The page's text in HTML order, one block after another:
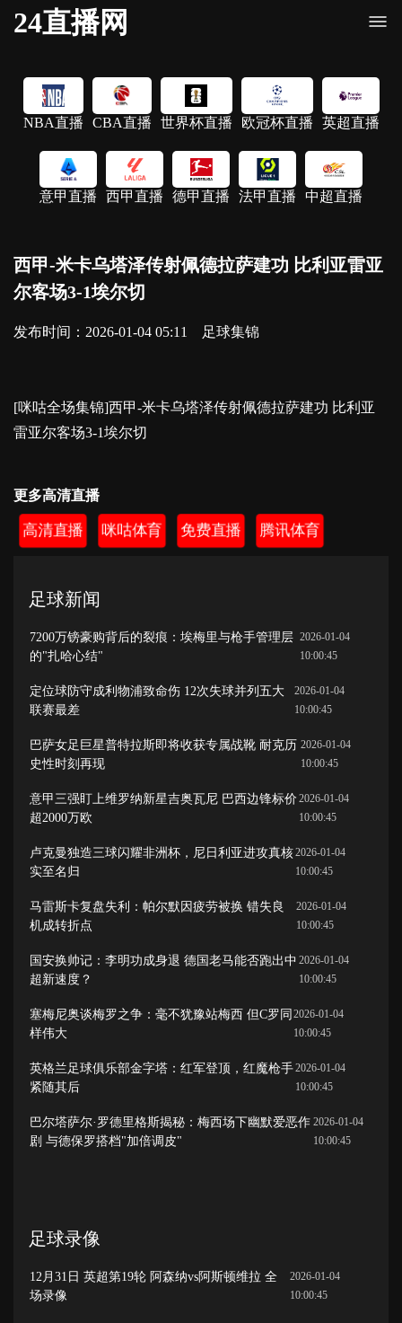
24直播网
NBA直播 CBA直播 世界杯直播 欧冠杯直播 英超直播
意甲直播 西甲直播 德甲直播 法甲直播 中超直播
西甲-米卡乌塔泽传射佩德拉萨建功 比利亚雷亚
尔客场3-1埃尔切
发布时间：2026-01-04 05:11 足球集锦
[咪咕全场集锦]西甲-米卡乌塔泽传射佩德拉萨建功 比利亚
雷亚尔客场3-1埃尔切
更多高清直播
高清直播 咪咕体育 免费直播 腾讯体育
足球新闻
7200万镑豪购背后的裂痕：埃梅里与枪手管理层
的"扎哈心结"
2026-01-04
10:00:45
定位球防守成利物浦致命伤 12次失球并列五大
联赛最差
2026-01-04
10:00:45
巴萨女足巨星普特拉斯即将收获专属战靴 耐克历
史性时刻再现
2026-01-04
10:00:45
意甲三强盯上维罗纳新星吉奥瓦尼 巴西边锋标价
超2000万欧
2026-01-04
10:00:45
卢克曼独造三球闪耀非洲杯，尼日利亚进攻真核
实至名归
2026-01-04
10:00:45
马雷斯卡复盘失利：帕尔默因疲劳被换 错失良
机成转折点
2026-01-04
10:00:45
国安换帅记：李明功成身退 德国老马能否跑出中
超新速度？
2026-01-04
10:00:45
塞梅尼奥谈梅罗之争：毫不犹豫站梅西 但C罗同
样伟大
2026-01-04
10:00:45
英格兰足球俱乐部金字塔：红军登顶，红魔枪手
紧随其后
2026-01-04
10:00:45
巴尔塔萨尔·罗德里格斯揭秘：梅西场下幽默爱恶作
剧 与德保罗搭档"加倍调皮"
2026-01-04
10:00:45
足球录像
12月31日 英超第19轮 阿森纳vs阿斯顿维拉 全
场录像
2026-01-04
10:00:45